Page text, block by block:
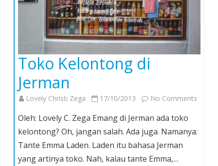
Toko Kelontong di
Jerman
Lovely Christi Zega 17/10/2013 No Comments
di
Oleh: Lovely C. Zega Emang di Jerman ada toko
kelontong? Oh, jangan salah. Ada juga. Namanya:
Tante Emma Laden. Laden itu bahasa Jerman
yang artinya toko. Nah, kalau tante Emma,…